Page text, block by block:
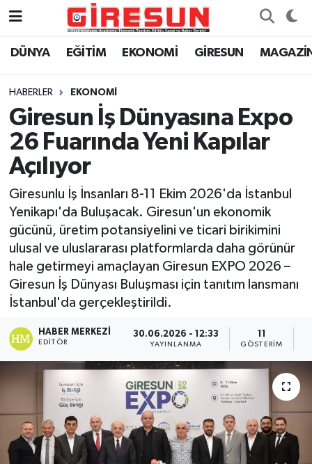
DÜNYA EĞİTİM EKONOMİ GİRESUN
HABERLER EKONOMİ
Giresun İş Dünyasına Expo
26 Fuarında Yeni Kapılar
Açılıyor
Giresunlu İş İnsanları 8-11 Ekim 2026'da İstanbul
Yenikapı'da Buluşacak. Giresun'un ekonomik
gücünü, üretim potansiyelini ve ticari birikimini
ulusal ve uluslararası platformlarda daha görünür
hale getirmeyi amaçlayan Giresun EXPO 2026 –
Giresun İş Dünyası Buluşması için tanıtım lansmanı
İstanbul'da gerçekleştirildi.
HABER MERKEZI
EDITÖR
30.06.2026 - 12:33
YAYINLANMA
11
GÖSTERIM
Hava Durumu
Trafik Durumu
Süper Lig Puan Durumu ve Fikstür
Tüm Manşetler
Son Dakika Haberleri
Haber Arşivi